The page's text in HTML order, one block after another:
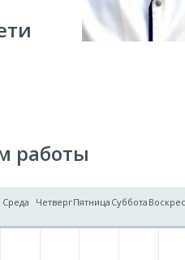
работы
Среда ЧетвергПятница Суббота